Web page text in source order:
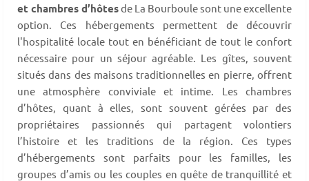
et chambres d’hôtesde La Bourboule sont une excellente
option. Ces hébergements permettent de découvrir
l'hospitalité locale tout en bénéficiant de tout le confort
nécessaire pour un séjour agréable. Les gîtes, souvent
situés dans des maisons traditionnelles en pierre, offrent
une atmosphère conviviale et intime. Les chambres
d’hôtes, quant à elles, sont souvent gérées par des
propriétaires passionnés qui partagent volontiers
l’histoire et les traditions de la région. Ces types
d’hébergements sont parfaits pour les familles, les
groupes d’amis ou les couples en quête de tranquillité et